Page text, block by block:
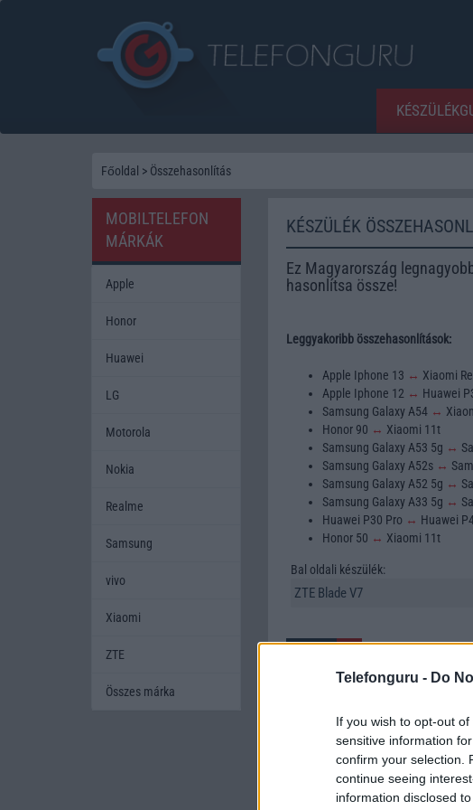
Telefonguru - Do
If you wish to opt-out
sensitive information
confirm your selection.
continue seeing
information disclosed
Főoldal > Összehasonlítás
KÉSZÜLÉK
Ez Magyarország
hasonlítsa össze!
Leggyakoribb összehasonlítások:
Apple Iphone 13 ↔ Xiaomi
Apple Iphone 12 ↔ Huawei
Samsung Galaxy A54 ↔
Honor 90 ↔ Xiaomi 11t
Samsung Galaxy A53 5g ↔
Samsung Galaxy A52s ↔
Samsung Galaxy A52 5g ↔
Samsung Galaxy A33 5g ↔
Huawei P30 Pro ↔ Huawei
Honor 50 ↔ Xiaomi 11t
Bal oldali készülék:
A mobiltelefonok kiválasztása és
készüléket szeretnének vásárolni.
amikor két készüléket hasonlítunk
mobiltelefont, és segítünk
MOBILTELEFON
MÁRKÁK
Apple
Honor
Huawei
LG
Motorola
Nokia
Realme
Samsung
vivo
Xiaomi
ZTE
Összes márka